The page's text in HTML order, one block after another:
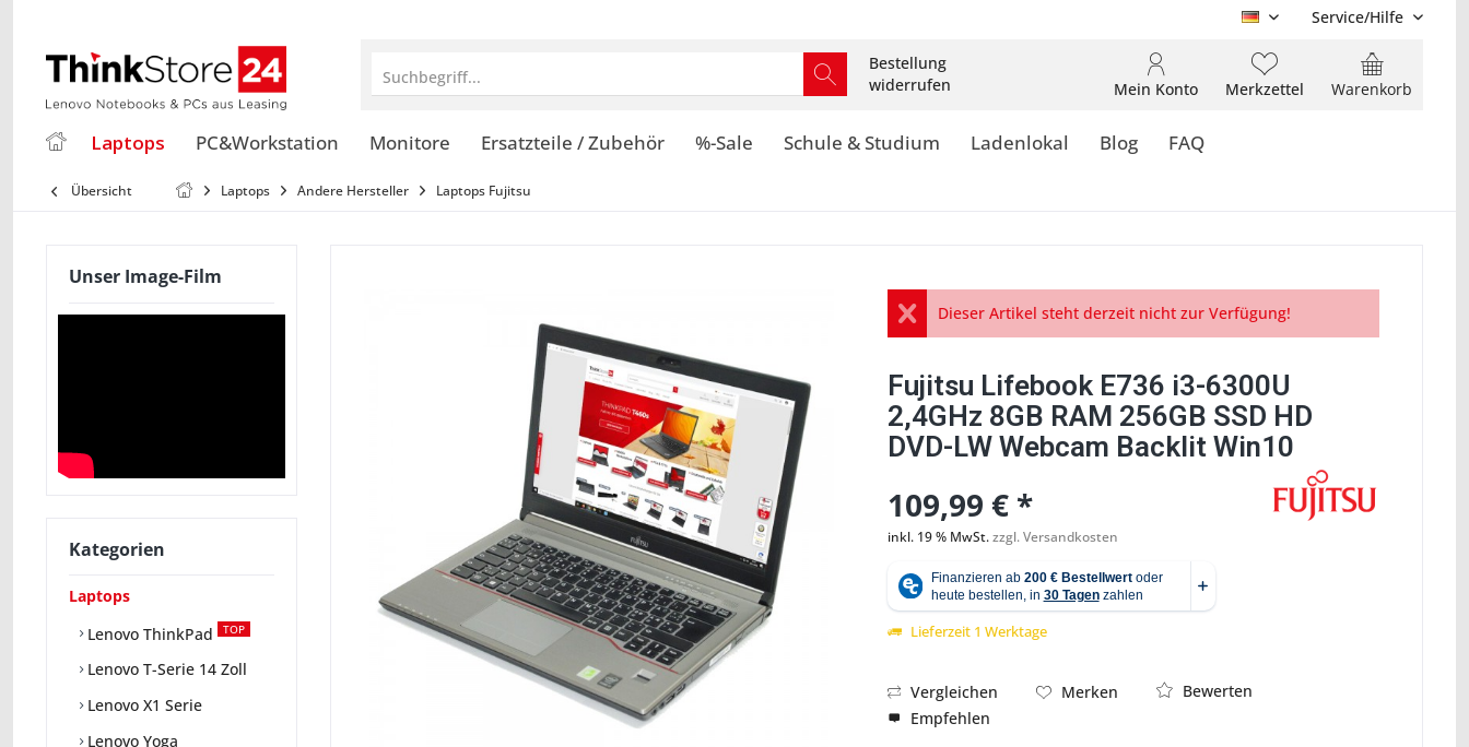
DE Service/Hilfe
Suchbegriff...
Bestellung
widerrufen
Warenkorb
Merkzettel
Mein Konto
Laptops PC&Workstation Monitore Ersatzteile / Zubehör %-Sale Schule & Studium Ladenlokal Blog FAQ
Übersicht Laptops Andere Hersteller Laptops Fujitsu
Unser Image-Film
Kategorien
Laptops
Lenovo ThinkPad
TOP
Lenovo T-Serie 14 Zoll
Lenovo X1 Serie
Lenovo Yoga
Abbildung ähnlich
Dieser Artikel steht derzeit nicht zur Verfügung!
Fujitsu Lifebook E736 i3-6300U
2,4GHz 8GB RAM 256GB SSD HD
DVD-LW Webcam Backlit Win10
109,99 € *
inkl. 19 % MwSt.zzgl. Versandkosten
Lieferzeit 1 Werktage
Vergleichen Merken
Bewerten
Empfehlen